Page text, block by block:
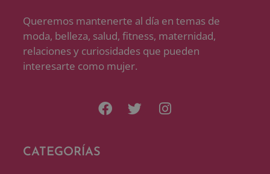
Queremos mantenerte al día en temas de
moda, belleza, salud, fitness, maternidad,
relaciones y curiosidades que pueden
interesarte como mujer.
CATEGORÍAS